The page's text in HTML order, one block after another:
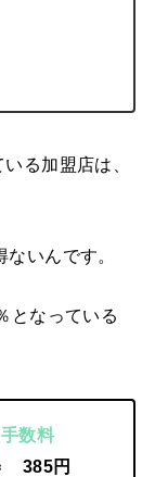
る加盟店は、
いんです。
となっている
数料
385円